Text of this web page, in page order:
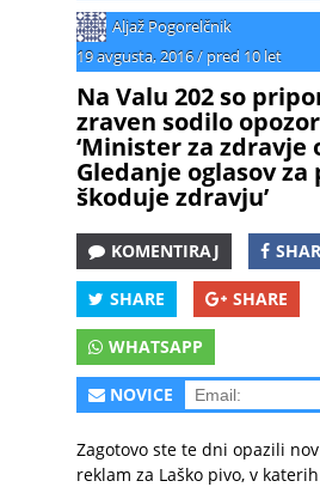
Aljaž Pogorelčnik
19 avgusta, 2016/ pred 10 let
Na Valu 202 so
zraven sodilo
‘Minister za zdravje
Gledanje oglasov za
škoduje zdravju’
KOMENTIRAJ
SHARE SHARE
WHATSAPP
NOVICE
Zagotovo ste te dni opazili
reklam za Laško pivo, v